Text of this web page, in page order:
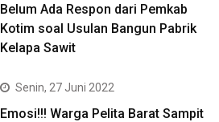
Belum Ada Respon dari Pemkab
Kotim soal Usulan Bangun Pabrik
Kelapa Sawit
Senin, 27 Juni 2022
Emosi!!! Warga Pelita Barat Sampit